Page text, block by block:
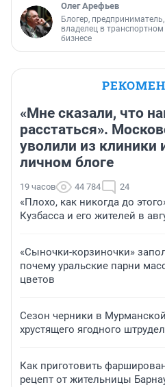
Олег Арефьев
Блогер, предприниматель,
владелец в транспортном
бизнесе
«Мне сказали, что
расстаться».
уволили из клиники
личном блоге
19 часов 44 784 24
«Плохо, как никогда до
Кузбасса и его жителей в
«Сыночки-корзиночки»
почему уральские парни
цветов
Сезон черники в
хрустящего ягодного
Как приготовить
рецепт от жительницы